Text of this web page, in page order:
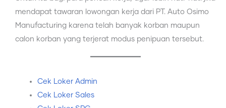
mendapat tawaran lowongan kerja dari PT. Auto Osimo
Manufacturing karena telah banyak korban maupun
calon korban yang terjerat modus penipuan tersebut.
Cek Loker Admin
Cek Loker Sales